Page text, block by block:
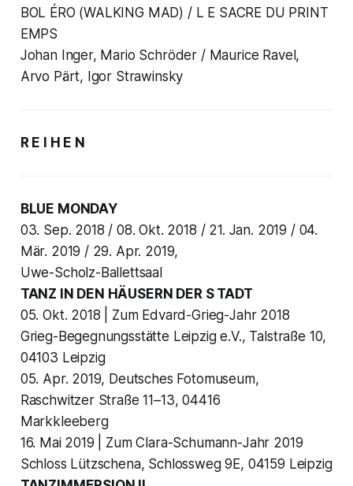
BOL ÉRO (WALKING MAD) / L E SACRE DU PRINT
EMPS
Johan Inger, Mario Schröder / Maurice Ravel,
Arvo Pärt, Igor Strawinsky
R E I H E N
BLUE MONDAY
03. Sep. 2018 / 08. Okt. 2018 / 21. Jan. 2019 / 04.
Mär. 2019 / 29. Apr. 2019,
Uwe-Scholz-Ballettsaal
TANZ IN DEN HÄUSERN DER S TADT
05. Okt. 2018 | Zum Edvard-Grieg-Jahr 2018
Grieg-Begegnungsstätte Leipzig e.V., Talstraße 10,
04103 Leipzig
05. Apr. 2019, Deutsches Fotomuseum,
Raschwitzer Straße 11–13, 04416
Markkleeberg
16. Mai 2019 | Zum Clara-Schumann-Jahr 2019
Schloss Lützschena, Schlossweg 9E, 04159 Leipzig